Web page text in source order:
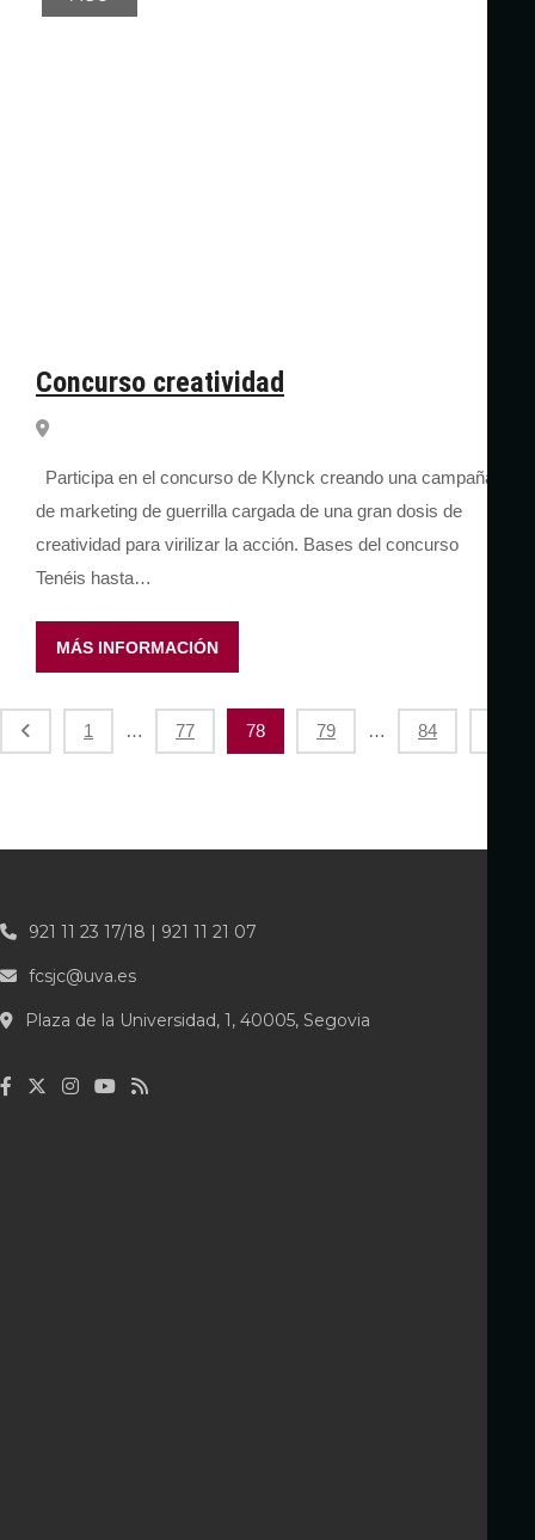
Concurso creatividad
Participa en el concurso de Klynck creando una campaña
de marketing de guerrilla cargada de una gran dosis de
creatividad para virilizar la acción. Bases del concurso
Tenéis hasta…
MÁS INFORMACIÓN
i
c
i
ó
d
1 … 77 78 79 … 84
921 11 23 17/18 | 921 11 21 07
fcsjc@uva.es
Plaza de la Universidad, 1, 40005, Segovia